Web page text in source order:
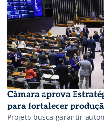
Câmara aprova
para fortalecer
Projeto busca garantir